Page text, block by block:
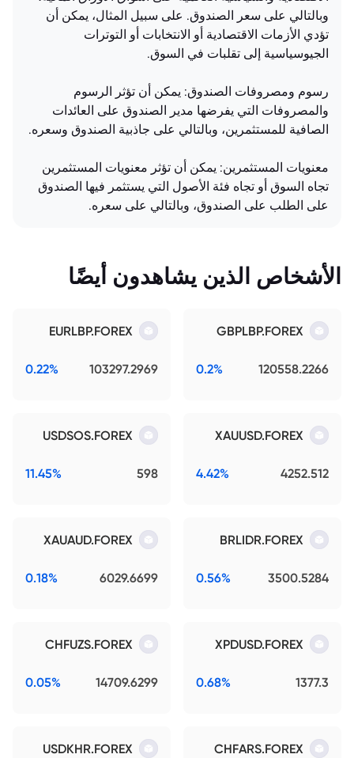
وبالتالي على سعر الصندوق. على سبيل المثال، يمكن أن
تؤدي الأزمات الاقتصادية أو الانتخابات أو التوترات
الجيوسياسية إلى تقلبات في السوق.
رسوم ومصروفات الصندوق: يمكن أن تؤثر الرسوم
والمصروفات التي يفرضها مدير الصندوق على العائدات
الصافية للمستثمرين، وبالتالي على جاذبية الصندوق وسعره.
معنويات المستثمرين: يمكن أن تؤثر معنويات المستثمرين
تجاه السوق أو تجاه فئة الأصول التي يستثمر فيها الصندوق
على الطلب على الصندوق، وبالتالي على سعره.
الأشخاص الذين يشاهدون أيضًا
GBPLBP.FOREX
120558.2266
0.2%
EURLBP.FOREX
103297.2969
0.22%
XAUUSD.FOREX
4252.512
4.42%
USDSOS.FOREX
598
11.45%
BRLIDR.FOREX
3500.5284
0.56%
XAUAUD.FOREX
6029.6699
0.18%
XPDUSD.FOREX
1377.3
0.68%
CHFUZS.FOREX
14709.6299
0.05%
CHFARS.FOREX
USDKHR.FOREX